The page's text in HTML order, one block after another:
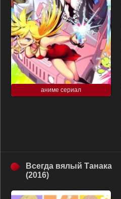
аниме сериал
Всегда вялый Танака
(2016)